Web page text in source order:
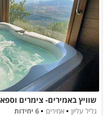
שוויץ באמירים- צימרים וספא
גליל עליון אמירים
6 יחידות